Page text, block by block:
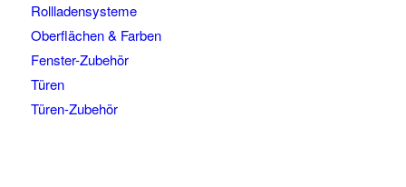
Rollladensysteme
Oberflächen & Farben
Fenster-Zubehör
Türen
Türen-Zubehör